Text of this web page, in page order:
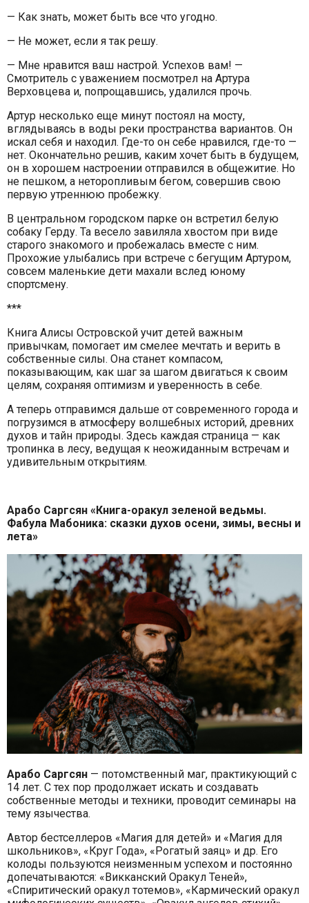
— Как знать, может быть все что угодно.
— Не может, если я так решу.
— Мне нравится ваш настрой. Успехов вам! —
Смотритель с уважением посмотрел на Артура
Верховцева и, попрощавшись, удалился прочь.
Артур несколько еще минут постоял на мосту,
вглядываясь в воды реки пространства вариантов. Он
искал себя и находил. Где-то он себе нравился, где-то —
нет. Окончательно решив, каким хочет быть в будущем,
он в хорошем настроении отправился в общежитие. Но
не пешком, а неторопливым бегом, совершив свою
первую утреннюю пробежку.
В центральном городском парке он встретил белую
собаку Герду. Та весело завиляла хвостом при виде
старого знакомого и пробежалась вместе с ним.
Прохожие улыбались при встрече с бегущим Артуром,
совсем маленькие дети махали вслед юному
спортсмену.
***
Книга Алисы Островской учит детей важным
привычкам, помогает им смелее мечтать и верить в
собственные силы. Она станет компасом,
показывающим, как шаг за шагом двигаться к своим
целям, сохраняя оптимизм и уверенность в себе.
А теперь отправимся дальше от современного города и
погрузимся в атмосферу волшебных историй, древних
духов и тайн природы. Здесь каждая страница — как
тропинка в лесу, ведущая к неожиданным встречам и
удивительным открытиям.
Арабо Саргсян «Книга-оракул зеленой ведьмы.
Фабула Мабоника: сказки духов осени, зимы, весны и
лета»
Арабо Саргсян — потомственный маг, практикующий с
14 лет. С тех пор продолжает искать и создавать
собственные методы и техники, проводит семинары на
тему язычества.
Автор бестселлеров «Магия для детей» и «Магия для
школьников», «Круг Года», «Рогатый заяц» и др. Его
колоды пользуются неизменным успехом и постоянно
допечатываются: «Викканский Оракул Теней»,
«Спиритический оракул тотемов», «Кармический оракул